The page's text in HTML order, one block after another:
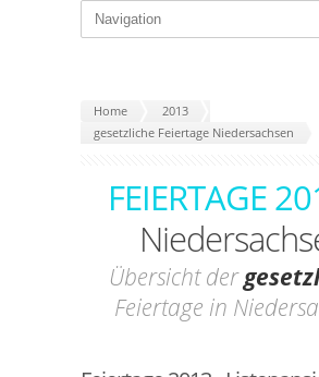
Home
2013
gesetzliche Feiertage Niedersachsen
FEIERTAGE
Übersicht der
Feiertage in